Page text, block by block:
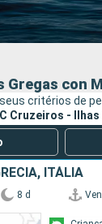
Gregas con
critérios de
Cruzeiros - Ilhas
ITÁLIA
8 d